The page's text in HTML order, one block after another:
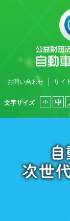
お問い合わせ サイ
文字サイズ